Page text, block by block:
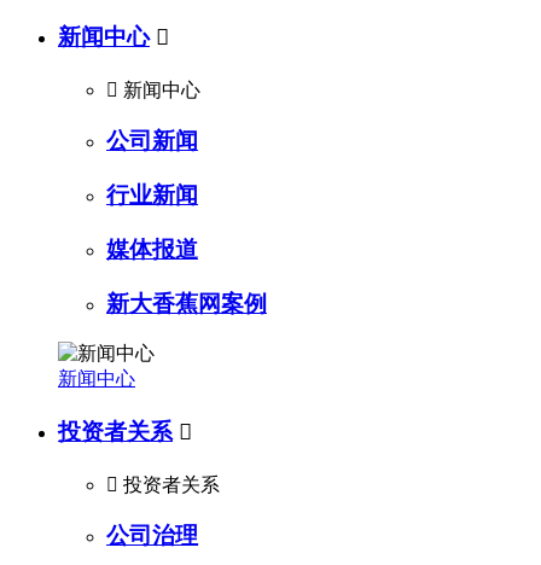
新闻中心 
 新闻中心
公司新闻
行业新闻
媒体报道
新大香蕉网案例
新闻中心
投资者关系 
 投资者关系
公司治理